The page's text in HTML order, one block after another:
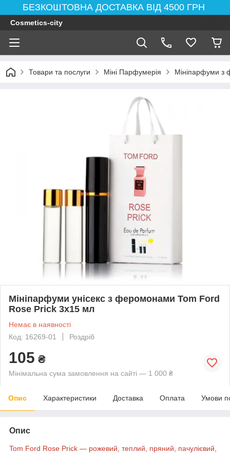
БЕЗКОШТОВНА ДОСТАВКА ВІД 4500 ГРН
Cosmetics-city
Товари та послуги Міні Парфумерія Мініпарфуми з
Мініпарфуми унісекс з феромонами Tom Ford
Rose Prick 3х15 мл
Немає в наявності
Код: 16269-01
Роздріб
105 ₴
Мінімальна сума замовлення на сайті — 1 000 ₴
Опис Характеристики Доставка Оплата Умови
Опис
Tom Ford Rose Prick — рожевий, теплий, пряний, пачулієвий,